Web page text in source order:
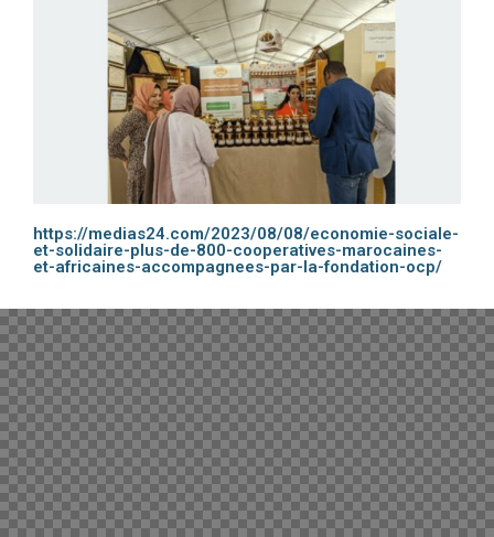
https://medias24.com/2023/08/08/economie-sociale-
et-solidaire-plus-de-800-cooperatives-marocaines-
et-africaines-accompagnees-par-la-fondation-ocp/